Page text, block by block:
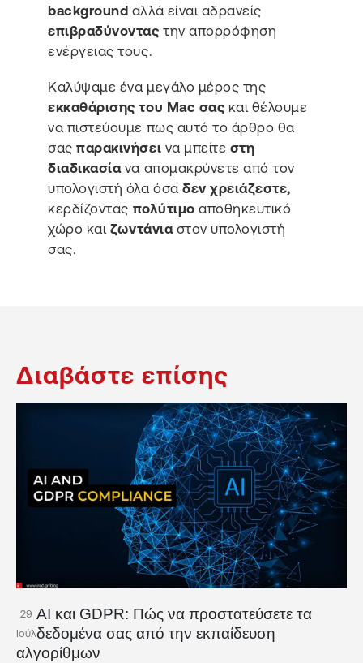
background αλλά είναι αδρανείς
επιβραδύνοντας την απορρόφηση
ενέργειας τους.
Καλύψαμε ένα μεγάλο μέρος της
εκκαθάρισης του Mac σας και θέλουμε
να πιστεύουμε πως αυτό το άρθρο θα
σαςπαρακινήσει να μπείτε στη
διαδικασίανα απομακρύνετε από τον
υπολογιστή όλα όσαδεν χρειάζεστε,
κερδίζοντας πολύτιμο αποθηκευτικό
χώρο και ζωντάνιαστον υπολογιστή
σας.
Διαβάστε επίσης
29
Ιούλ
AI και GDPR: Πώς να προστατεύσετε τα
δεδομένα σας από την εκπαίδευση
αλγορίθμων